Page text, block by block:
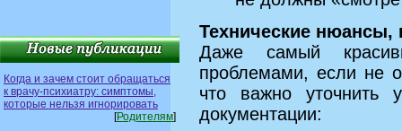
Когда и зачем стоит обращаться
к врачу-психиатру: симптомы,
которые нельзя игнорировать
[Родителям]
Технические нюансы,
Даже самый
проблемами, если не
что важно уточнить
документации: